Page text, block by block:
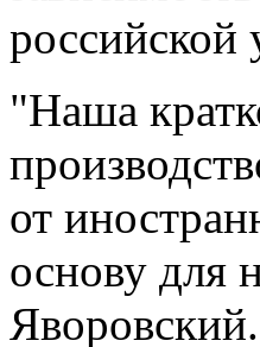
российской
"Наша
от
основу для
Яворовский.